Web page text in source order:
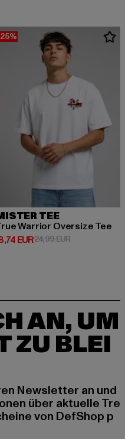
EUR
TEE
Warrior Oversize Tee
EUR Preis: 18,74 EUR
24,99 EURAktionspreis:
AN, UM
ZU BLEI
Newsletter an und
über aktuelle Tre
von DefShop p